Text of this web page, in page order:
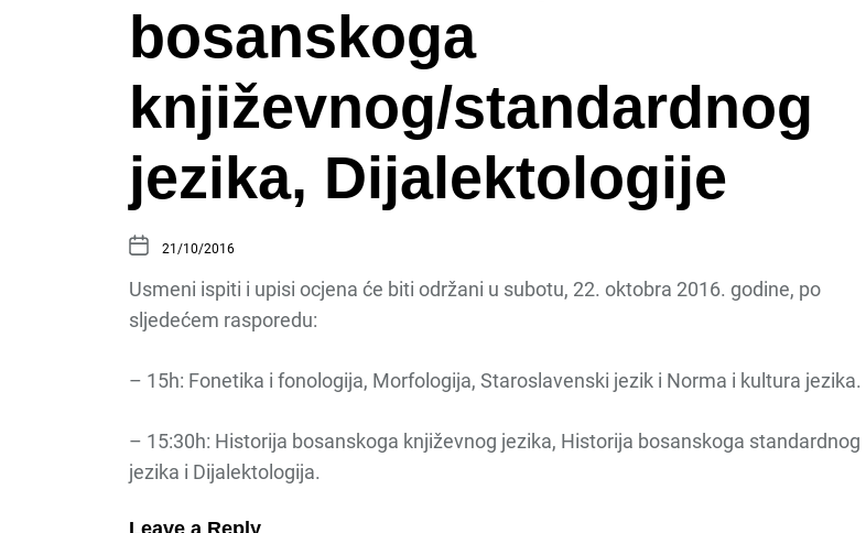
bosanskoga
književnog/standardnog
jezika, Dijalektologije
21/10/2016
Usmeni ispiti i upisi ocjena će biti održani u subotu, 22. oktobra 2016. godine, po
sljedećem rasporedu:
– 15h: Fonetika i fonologija, Morfologija, Staroslavenski jezik i Norma i kultura jezika.
– 15:30h: Historija bosanskoga književnog jezika, Historija bosanskoga standardnog
jezika i Dijalektologija.
Leave a Reply